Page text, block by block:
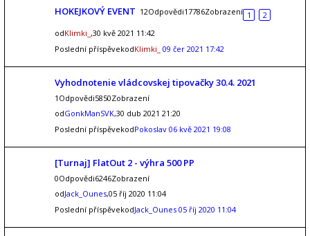
HOKEJKOVÝ EVENT 12Odpovědi17786Zobrazení 1
2
odKlimki_ ,30 kvě 2021 11:42
Poslední příspěvekodKlimki_ 09 čer 2021 17:42
Vyhodnotenie vládcovskej tipovačky 30.4. 2021
1Odpovědi5850Zobrazení
odGonkManSVK,30 dub 2021 21:20
Poslední příspěvekodPokoslav 06 kvě 2021 19:08
[Turnaj] FlatOut 2 - výhra 500 PP
0Odpovědi6246Zobrazení
odJack_Ounes,05 říj 2020 11:04
Poslední příspěvekodJack_Ounes 05 říj 2020 11:04